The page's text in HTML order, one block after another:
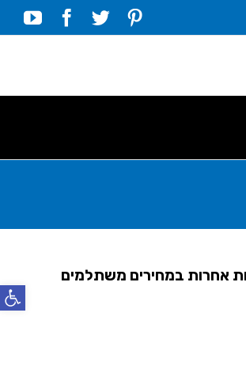
פתח
Pinterest
Twitter
אחרות במחירים משתלמים